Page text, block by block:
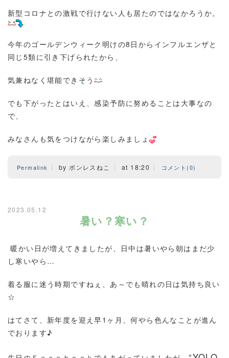
新型コロナとの激戦で行けない人も居たのではなかろうか。
今年のゴールデンウィーク明けの8日からインフルエンザと
同じ5類に引き下げられたから、
気兼ねなく堪能できそう
でも下がったとはいえ、感染予防に努めることは大事なの
で、
みなさんも気をつけながら楽しみましょ
Permalink by ボンレスねこ at 18:20 コメント(0)
2023.05.12
暑い？寒い？
暖かい日が増えてきましたが、日中は暑いやら朝はまだ少
し寒いやら…
着る服に迷う時期ですねぇ、あ～でも晴れの日は気持ち良い
☆
はてさて、新年度を迎え早1ヶ月、何やら色んなことが進ん
でおります♪